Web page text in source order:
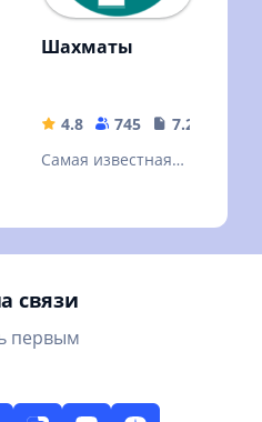
Шахматы
4.8 745
7.27 MB
Самая известная
(Stockfish)
связи
первым